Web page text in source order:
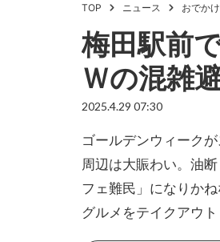
TOP ニュース おでかけ
梅田駅前
Ｗの混雑
2025.4.29 07:30
ゴールデンウィーク
周辺は大賑わい。油
フェ難民」になりか
グルメをテイクアウ